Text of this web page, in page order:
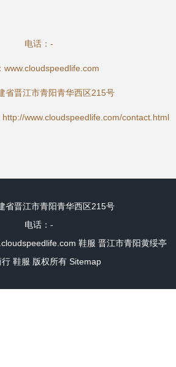
电话：-
www.cloudspeedlife.com
省晋江市青阳青华西区215号
www.cloudspeedlife.com/contact.html
省晋江市青阳青华西区215号
电话：-
鞋服 晋江市青阳黄绥亭
行 鞋服 版权所有 Sitemap